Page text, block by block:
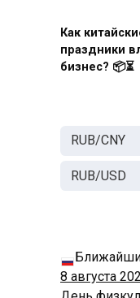
Как
праздники
бизнес? 📦⏳
RUB/CNY
RUB/USD
8 августа